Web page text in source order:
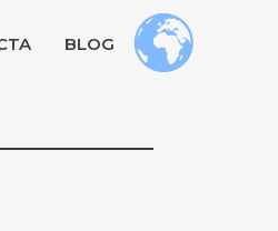
BLOG